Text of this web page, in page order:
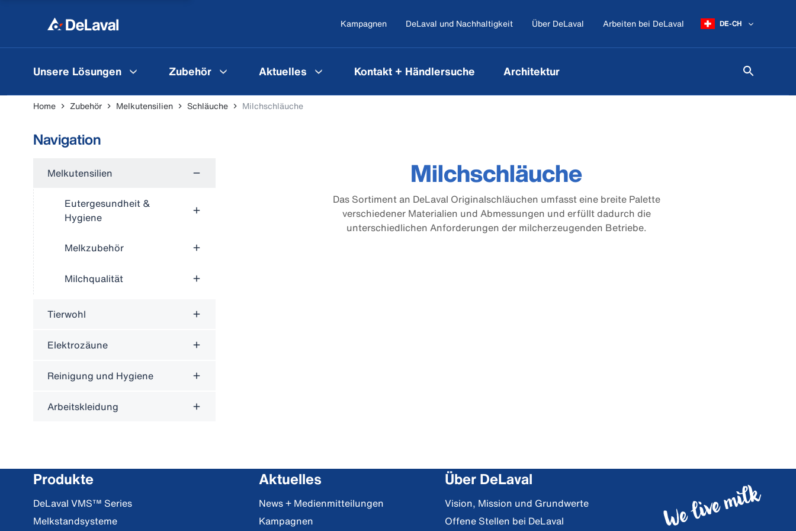
Kampagnen DeLaval und Nachhaltigkeit Über DeLaval Arbeiten bei DeLaval DE-CH
Unsere Lösungen Zubehör Aktuelles Kontakt + Händlersuche Architektur
Home Zubehör Melkutensilien Schläuche Milchschläuche
Navigation
Melkutensilien
Eutergesundheit &
Hygiene
Melkzubehör
Milchqualität
Tierwohl
Elektrozäune
Reinigung und Hygiene
Arbeitskleidung
Milchschläuche
Das Sortiment an DeLaval Originalschläuchen umfasst eine breite Palette
verschiedener Materialien und Abmessungen und erfüllt dadurch die
unterschiedlichen Anforderungen der milcherzeugenden Betriebe.
Produkte
DeLaval VMS™ Series
Melkstandsysteme
Aktuelles
News + Medienmitteilungen
Kampagnen
Über DeLaval
Vision, Mission und Grundwerte
Offene Stellen bei DeLaval